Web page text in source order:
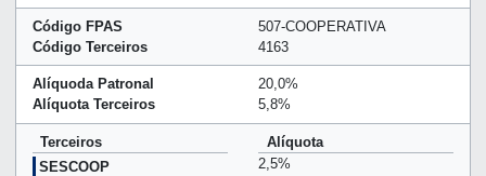
Código FPAS
507-COOPERATIVA
Código Terceiros
4163
Alíquoda Patronal
20,0%
Alíquota Terceiros
5,8%
Terceiros
Alíquota
SESCOOP
2,5%